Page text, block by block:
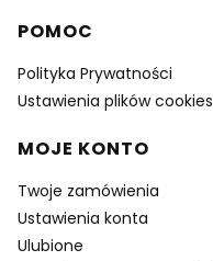
POMOC
Polityka Prywatności
Ustawienia plików cookies
MOJE KONTO
Twoje zamówienia
Ustawienia konta
Ulubione